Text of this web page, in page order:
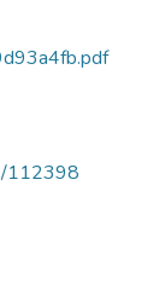
112398